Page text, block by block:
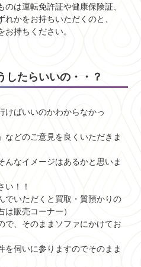
は運転免許証や健康保険証、
かをお持ちいただくのと、
持ちください。
したらいいの・・？
けばいいのかわからなかっ
などのご意見を良くいただきま
んなイメージはあるかと思いま
い！！
でいただくと買取・質預かりの
販売コーナー）
で、そのままソファにかけてお
を伺いに参りますのでそのまま